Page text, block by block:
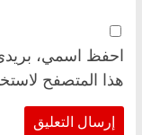
احفظ اسمي، بريدي
هذا المتصفح